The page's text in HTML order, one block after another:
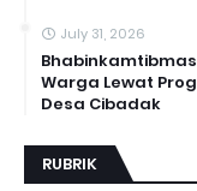
July 31, 2026
Warga Lewat
Desa Cibadak
RUBRIK